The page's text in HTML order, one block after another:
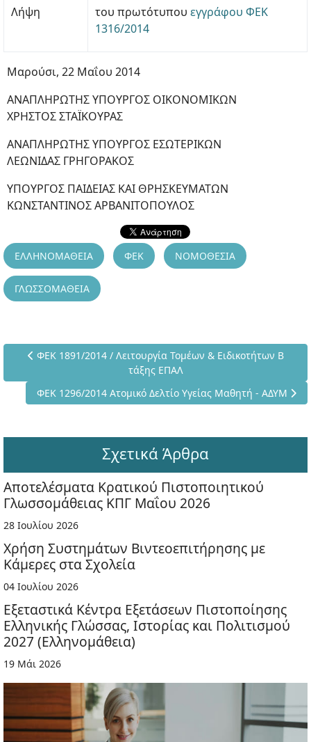
Λήψη του πρωτότυπου εγγράφου ΦΕΚ
1316/2014
Μαρούσι, 22 Μαΐου 2014
ΑΝΑΠΛΗΡΩΤΗΣ ΥΠΟΥΡΓΟΣ ΟΙΚΟΝΟΜΙΚΩΝ
ΧΡΗΣΤΟΣ ΣΤΑΪΚΟΥΡΑΣ
ΑΝΑΠΛΗΡΩΤΗΣ ΥΠΟΥΡΓΟΣ ΕΣΩΤΕΡΙΚΩΝ
ΛΕΩΝΙΔΑΣ ΓΡΗΓΟΡΑΚΟΣ
ΥΠΟΥΡΓΟΣ ΠΑΙΔΕΙΑΣ ΚΑΙ ΘΡΗΣΚΕΥΜΑΤΩΝ
ΚΩΝΣΤΑΝΤΙΝΟΣ ΑΡΒΑΝΙΤΟΠΟΥΛΟΣ
ΕΛΛΗΝΟΜΑΘΕΙΑ ΦΕΚ ΝΟΜΟΘΕΣΙΑ
ΓΛΩΣΣΟΜΑΘΕΙΑ
Προηγούμενο άρθρο: ΦΕΚ 1891/2014 / Λειτουργία Τομέων &
ΦΕΚ 1891/2014 / Λειτουργία Τομέων & Ειδικοτήτων Β
τάξης ΕΠΑΛ
Επόμενο άρθρο: ΦΕΚ 1296/2014 Ατομικό Δελτίο Υγείας
ΦΕΚ 1296/2014 Ατομικό Δελτίο Υγείας Μαθητή - ΑΔΥΜ
Σχετικά Άρθρα
Αποτελέσματα Κρατικού Πιστοποιητικού
Γλωσσομάθειας ΚΠΓ Μαΐου 2026
28 Ιουλίου 2026
Χρήση Συστημάτων Βιντεοεπιτήρησης με
Κάμερες στα Σχολεία
04 Ιουλίου 2026
Εξεταστικά Κέντρα Εξετάσεων Πιστοποίησης
Ελληνικής Γλώσσας, Ιστορίας και Πολιτισμού
2027 (Ελληνομάθεια)
19 Μάι 2026